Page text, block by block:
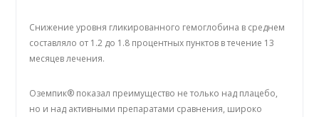
Снижение уровня гликированного гемоглобина в среднем
составляло от 1.2 до 1.8 процентных пунктов в течение 13
месяцев лечения.
Оземпик® показал преимущество не только над плацебо,
но и над активными препаратами сравнения, широко